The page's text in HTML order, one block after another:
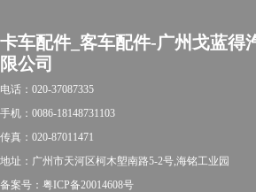
卡车配件_客车配件-广州戈蓝得
限公司
电话：020-37087335
手机：0086-18148731103
传真：020-87011471
地址：广州市天河区柯木塱南路5-2号,海铭工业园
备案号：粤ICP备20014608号